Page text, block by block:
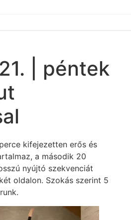
| péntek
kifejezetten erős és
a második 20
nyújtó szekvenciát
oldalon. Szokás szerint 5